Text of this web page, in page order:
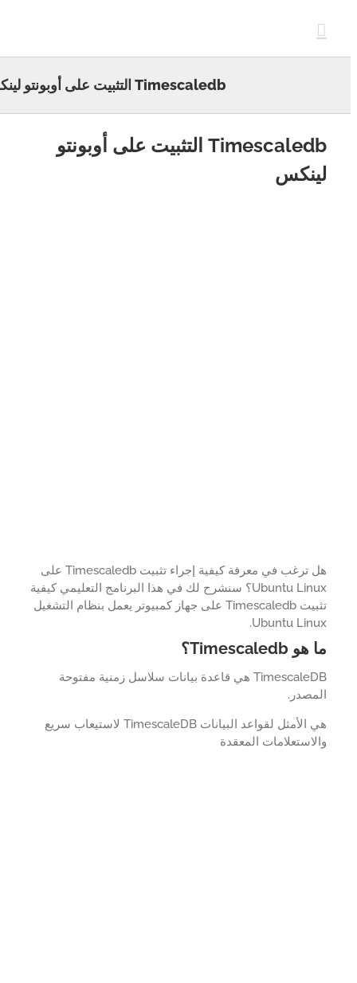
Timescaledb التثبيت على أوبونتو لينكس
Timescaledb التثبيت على أوبونتو
هل ترغب في معرفة كيفية إجراء تثبيت Timescaledb على
Ubuntu Linux؟ سنشرح لك في هذا البرنامج التعليمي كيفية
تثبيت Timescaledb على جهاز كمبيوتر يعمل بنظام التشغيل
Ubuntu
TimescaleDB هي قاعدة بيانات سلاسل زمنية مفتوحة
هي الأمثل لقواعد البيانات TimescaleDB لاستيعاب سريع
المعقدة